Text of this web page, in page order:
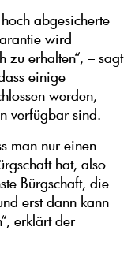
abgesicherte
wird
zu erhalten“, – sagt
einige
werden,
verfügbar sind.
man nur einen
hat, also
Bürgschaft, die
erst dann kann
erklärt der